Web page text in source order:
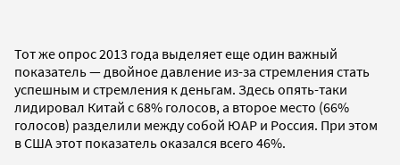
Тот же опрос 2013 года выделяет еще один важный
показатель — двойное давление из-за стремления стать
успешным и стремления к деньгам. Здесь опять-таки
лидировал Китай с 68% голосов, а второе место (66%
голосов) разделили между собой ЮАР и Россия. При этом
в США этот показатель оказался всего 46%.